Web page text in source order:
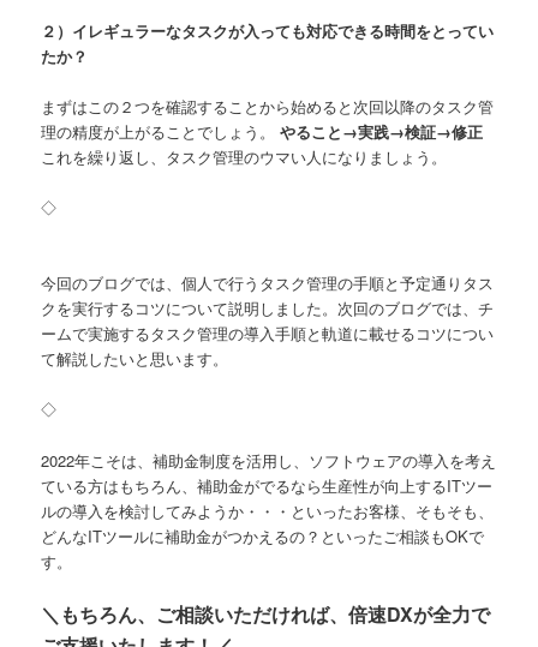
２）イレギュラーなタスクが入っても対応できる時間をとってい
たか？
まずはこの２つを確認することから始めると次回以降のタスク管
理の精度が上がることでしょう。やること→実践→検証→修正
これを繰り返し、タスク管理のウマい人になりましょう。
◇
今回のブログでは、個人で行うタスク管理の手順と予定通りタス
クを実行するコツについて説明しました。次回のブログでは、チ
ームで実施するタスク管理の導入手順と軌道に載せるコツについ
て解説したいと思います。
◇
2022年こそは、補助金制度を活用し、ソフトウェアの導入を考え
ている方はもちろん、補助金がでるなら生産性が向上するITツー
ルの導入を検討してみようか・・・といったお客様、そもそも、
どんなITツールに補助金がつかえるの？といったご相談もOKで
す。
＼もちろん、ご相談いただければ、倍速DXが全力で